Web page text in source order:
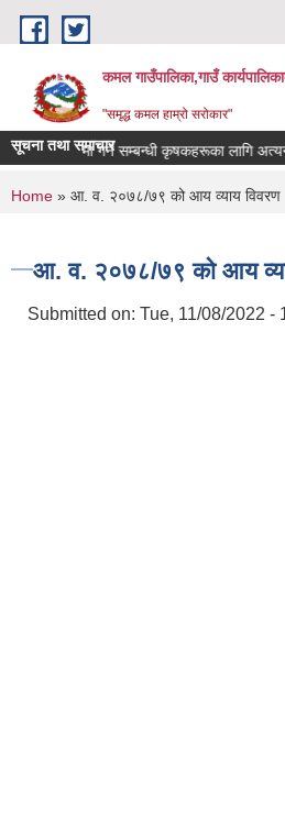
Skip to main content
कमल गाउँपालिका,गाउँ
"समृद्ध कमल हाम्रो सरोकार"
सूचना तथा समाचार
बाली बीमा गर्ने सम्बन्धी कृषकहरूका लागि
You are here
Home » आ. व. २०७८/७९ को आय व्याय विवरण
आ. व. २०७८/७९ को आय
Submitted on: Tue, 11/08/2022 -